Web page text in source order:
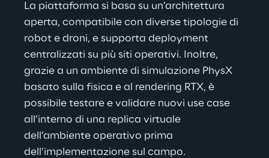
La piattaforma si basa su un’architettura
aperta, compatibile con diverse tipologie di
robot e droni, e supporta deployment
centralizzati su più siti operativi. Inoltre,
grazie a un ambiente di simulazione PhysX
basato sulla fisica e al rendering RTX, è
possibile testare e validare nuovi use case
all’interno di una replica virtuale
dell’ambiente operativo prima
dell’implementazione sul campo.